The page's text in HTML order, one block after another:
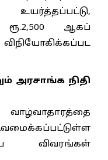
ஆகப்
விநியோகிக்கப்பட
அரசாங்க நிதி
விவரங்கள்